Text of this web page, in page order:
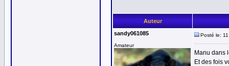
Auteur
sandy061085
Amateur
Posté le:
Manu dans
Et des fois